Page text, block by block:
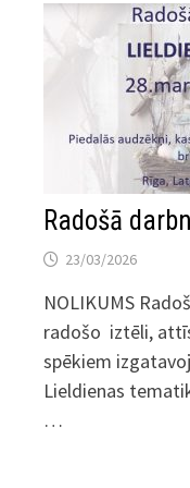
Radošā
23/03/2026
NOLIKUMS
radošo iztēli,
spēkiem
Lieldienas
…